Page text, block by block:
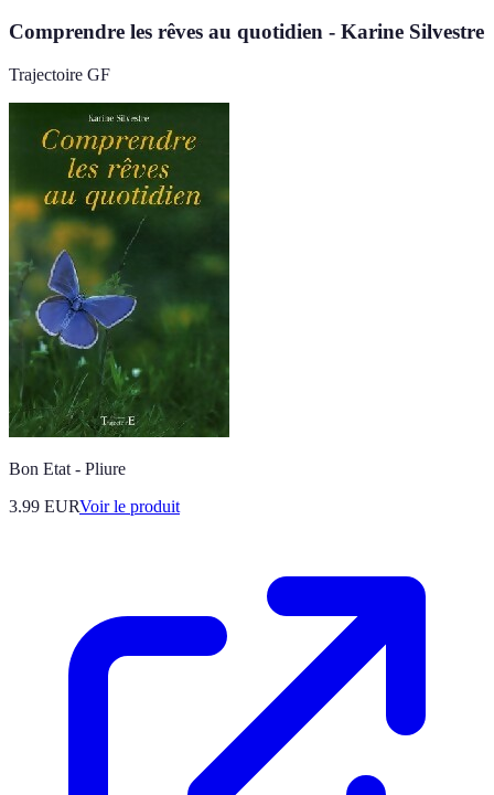
Comprendre les rêves au quotidien - Karine Silvestre
Trajectoire GF
Bon Etat - Pliure
3.99 EURVoir le produit